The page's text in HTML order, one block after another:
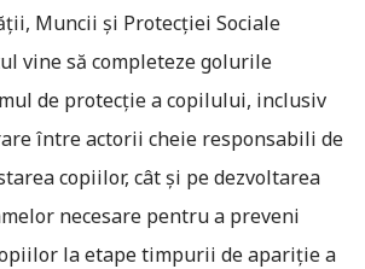
Muncii și Protecției Sociale
vine să completeze golurile
de protecție a copilului, inclusiv
între actorii cheie responsabili de
copiilor, cât și pe dezvoltarea
necesare pentru a preveni
la etape timpurii de apariție a